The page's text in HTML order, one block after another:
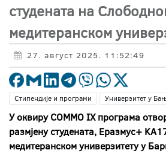
студената на
медитеранском
27. август 2025. 11:52:49
Стипендије и програми Универзитет у
У оквируCOMMOIXпрограма
размјену студената, Еразмус+ KA
медитеранском универзитету у